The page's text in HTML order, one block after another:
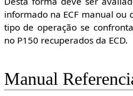
informado na ECF manual ou
tipo de operação se
no P150 recuperados da ECD.
Manual